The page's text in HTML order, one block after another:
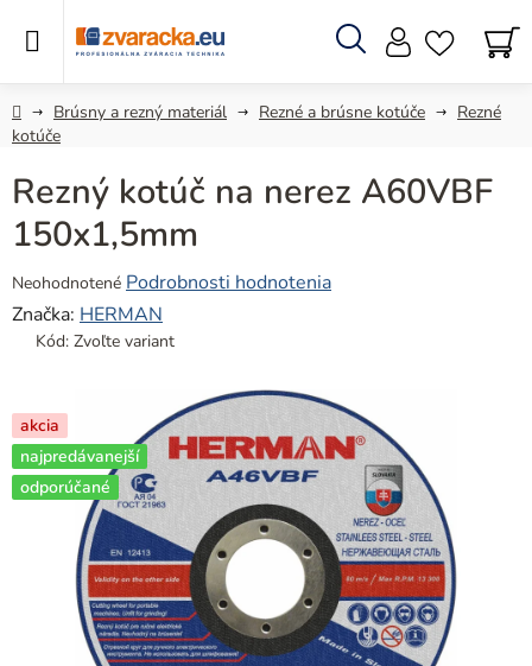
Hľadať
DomovBrúsny a rezný materiál Rezné a brúsne kotúče
Rezné
kotúče
Rezný kotúč na nerez A60VBF
150x1,5mm
Priemerné
hodnotenie
produktu
z
5
hviezdičiek.
Neohodnotené Podrobnosti hodnotenia
Značka: HERMAN
Kód: Zvoľte variant
akcia
najpredávanejší
odporúčané